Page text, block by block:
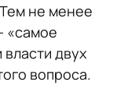
не менее
«самое
двух
вопроса.